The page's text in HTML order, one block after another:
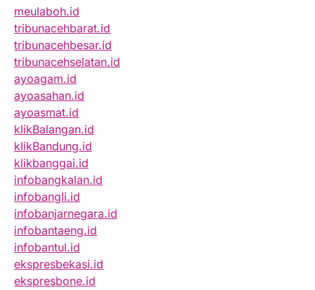
meulaboh.id
tribunacehbarat.id
tribunacehbesar.id
tribunacehselatan.id
ayoagam.id
ayoasahan.id
ayoasmat.id
klikBalangan.id
klikBandung.id
klikbanggai.id
infobangkalan.id
infobangli.id
infobanjarnegara.id
infobantaeng.id
infobantul.id
ekspresbekasi.id
ekspresbone.id